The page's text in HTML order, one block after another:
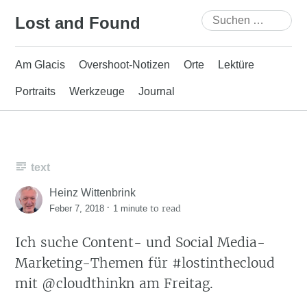
Lost and Found
Suchen
nach:
Am Glacis Overshoot-Notizen Orte Lektüre
Portraits Werkzeuge Journal
text
Heinz Wittenbrink
Feber 7, 2018 · 1 minute to read
Ich suche Content- und Social Media-
Marketing-Themen für #lostinthecloud
mit @cloudthinkn am Freitag.